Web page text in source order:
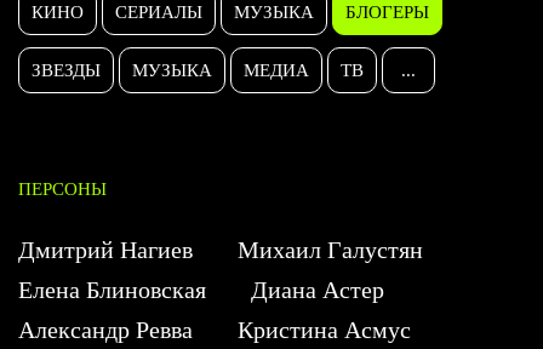
КИНО СЕРИАЛЫ МУЗЫКА БЛОГЕРЫ
ЗВЕЗДЫ МУЗЫКА МЕДИА ТВ ...
ПЕРСОНЫ
Дмитрий Нагиев
Михаил Галустян
Елена Блиновская
Диана Астер
Александр Ревва
Кристина Асмус